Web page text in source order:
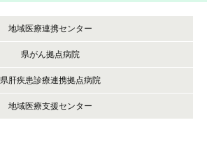
地域医療連携センター
県がん拠点病院
県肝疾患診療連携拠点病院
地域医療支援センター